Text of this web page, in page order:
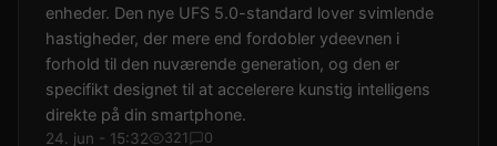
enheder. Den nye UFS 5.0-standard lover svimlende
hastigheder, der mere end fordobler ydeevnen i
forhold til den nuværende generation, og den er
specifikt designet til at accelerere kunstig intelligens
direkte på din smartphone.
24. jun - 15:32 321 0